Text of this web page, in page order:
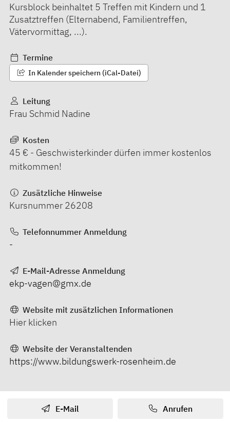
Kursblock beinhaltet 5 Treffen mit Kindern und 1
Zusatztreffen (Elternabend, Familientreffen,
Vätervormittag, ...).
Termine
In Kalender speichern (iCal-Datei)
Leitung
Frau Schmid Nadine
Kosten
45 € - Geschwisterkinder dürfen immer kostenlos
mitkommen!
Zusätzliche Hinweise
Kursnummer 26208
Telefonnummer Anmeldung
-
E-Mail-Adresse Anmeldung
ekp-vagen@gmx.de
Website mit zusätzlichen Informationen
Hier klicken
Website der Veranstaltenden
https://www.bildungswerk-rosenheim.de
E-Mail Anrufen